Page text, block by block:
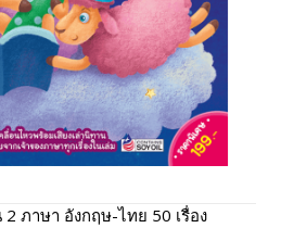
ภาษา อังกฤษ-ไทย 50 เรื่อง